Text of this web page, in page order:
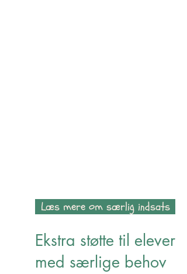
Læs mere om særlig indsats
Ekstra støtte til elever
med særlige behov